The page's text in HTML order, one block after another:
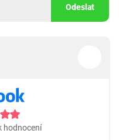
Odeslat
hodnocení